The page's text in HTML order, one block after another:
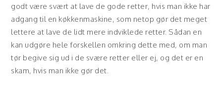
godt være svært at lave de gode retter, hvis man ikke har
adgang til en køkkenmaskine, som netop gør det meget
lettere at lave de lidt mere indviklede retter. Sådan en
kan udgøre hele forskellen omkring dette med, om man
tør begive sig ud i de svære retter eller ej, og det er en
skam, hvis man ikke gør det.